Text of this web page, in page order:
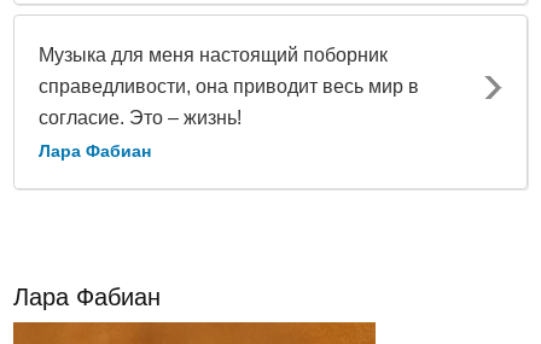
Музыка для меня настоящий поборник
справедливости, она приводит весь мир в
согласие. Это – жизнь!
Лара Фабиан
Лара Фабиан